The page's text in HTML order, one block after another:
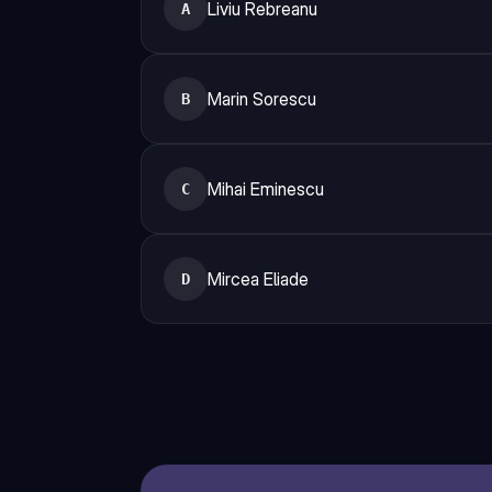
A Liviu Rebreanu
B Marin Sorescu
C Mihai Eminescu
D Mircea Eliade